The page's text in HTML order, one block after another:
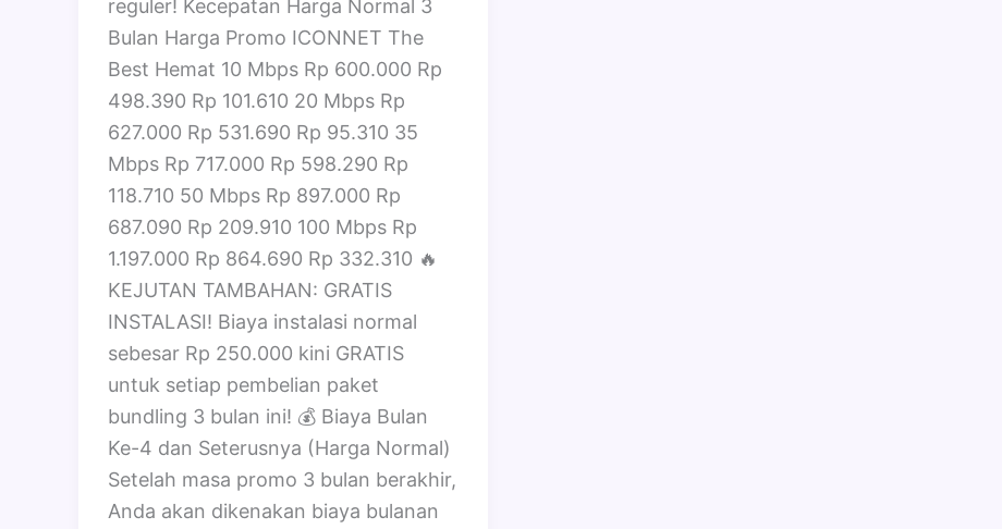
reguler! Kecepatan Harga Normal 3
Bulan Harga Promo ICONNET The
Best Hemat 10 Mbps Rp 600.000 Rp
498.390 Rp 101.610 20 Mbps Rp
627.000 Rp 531.690 Rp 95.310 35
Mbps Rp 717.000 Rp 598.290 Rp
118.710 50 Mbps Rp 897.000 Rp
687.090 Rp 209.910 100 Mbps Rp
1.197.000 Rp 864.690 Rp 332.310 🔥
KEJUTAN TAMBAHAN: GRATIS
INSTALASI! Biaya instalasi normal
sebesar Rp 250.000 kini GRATIS
untuk setiap pembelian paket
bundling 3 bulan ini! 💰 Biaya Bulan
Ke-4 dan Seterusnya (Harga Normal)
Setelah masa promo 3 bulan berakhir,
Anda akan dikenakan biaya bulanan